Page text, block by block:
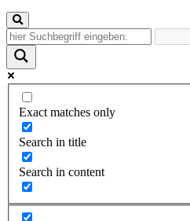
Exact matches only
Search in title
Search in content